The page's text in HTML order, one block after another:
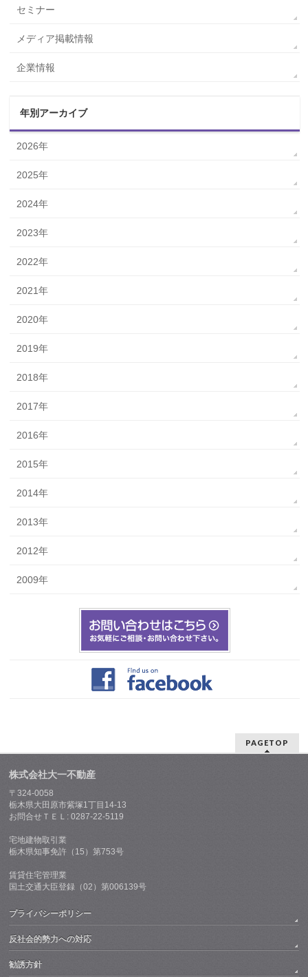
セミナー
メディア掲載情報
企業情報
年別アーカイブ
2026年
2025年
2024年
2023年
2022年
2021年
2020年
2019年
2018年
2017年
2016年
2015年
2014年
2013年
2012年
2009年
PAGETOP
株式会社大一不動産
〒324-0058
栃木県大田原市紫塚1丁目14-13
お問合せＴＥＬ: 0287-22-5119
宅地建物取引業
栃木県知事免許（15）第753号
賃貸住宅管理業
国土交通大臣登録（02）第006139号
プライバシーポリシー
反社会的勢力への対応
勧誘方針